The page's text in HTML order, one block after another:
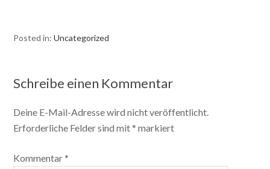
Posted in:Uncategorized
Schreibe einen Kommentar
Deine E-Mail-Adresse wird nicht veröffentlicht.
Erforderliche Felder sind mit* markiert
Kommentar*